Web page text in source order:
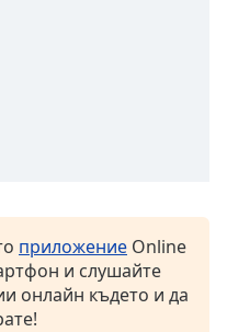
приложение Online
и слушайте
онлайн където и да